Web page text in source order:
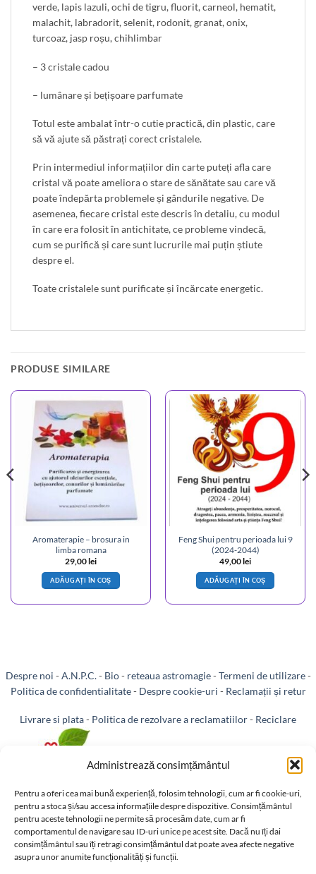
Administrează consimțământul
Pentru a oferi cea mai bună experiență, folosim tehnologii, cum ar fi cookie-uri,
pentru a stoca și/sau accesa informațiile despre dispozitive. Consimțământul
pentru aceste tehnologii ne permite să procesăm date, cum ar fi
comportamentul de navigare sau ID-uri unice pe acest site. Dacă nu îți dai
consimțământul sau îți retragi consimțământul dat poate avea afecte negative
asupra unor anumite funcționalități și funcții.
verde, lapis lazuli, ochi de tigru, fluorit, carneol, hematit,
malachit, labradorit, selenit, rodonit, granat, onix,
turcoaz, jasp roșu, chihlimbar
– 3 cristale cadou
– lumânare și bețișoare parfumate
Totul este ambalat într-o cutie practică, din plastic, care
să vă ajute să păstrați corect cristalele.
Prin intermediul informațiilor din carte puteți afla care
cristal vă poate ameliora o stare de sănătate sau care vă
poate îndepărta problemele și gândurile negative. De
asemenea, fiecare cristal este descris în detaliu, cu modul
în care era folosit în antichitate, ce probleme vindecă,
cum se purifică și care sunt lucrurile mai puțin știute
despre el.
Toate cristalele sunt purificate și încărcate energetic.
PRODUSE SIMILARE
Aromaterapie – brosura in
limba romana
29,00lei
ADĂUGAȚI ÎN COȘ
Feng Shui pentru perioada lui 9
(2024-2044)
49,00lei
ADĂUGAȚI ÎN COȘ
Despre noi -A.N.P.C.- Bio- reteaua astromagie-Termeni de utilizare-
Politica de confidentialitate- Despre cookie-uri - Reclamații și retur
Livrare si plata- Politica de rezolvare a reclamatiilor- Reciclare
Informatii legale: